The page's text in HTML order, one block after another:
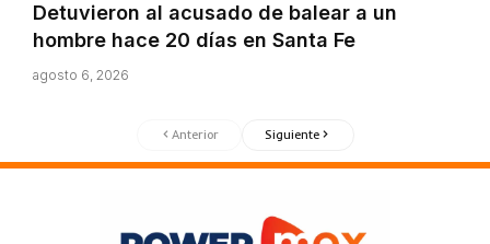
Detuvieron al acusado de balear a un
hombre hace 20 días en Santa Fe
agosto 6, 2026
Anterior Siguiente